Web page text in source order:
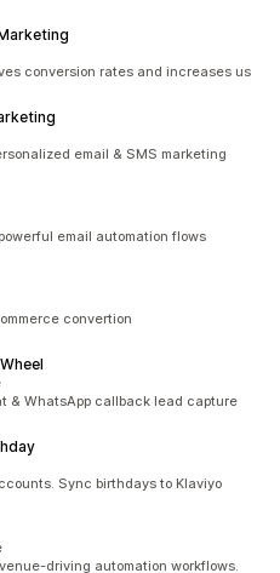
conversion rates and increases us
email & SMS marketing
email automation flows
convertion
& WhatsApp callback lead capture
Sync birthdays to Klaviyo
driving automation workflows.